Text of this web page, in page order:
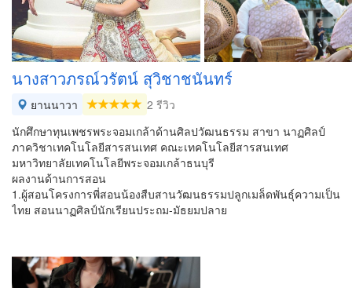
นางสาวภรณ์วรัตน์ สุวิชาชนันทร์
ยานนาวา
2 รีวิว
นักศึกษาทุนเพชรพระจอมเกล้าด้านศิลปวัฒนธรรม สาขา นาฏศิลป์
ภาควิชาเทคโนโลยีสารสนเทศ คณะเทคโนโลยีสารสนเทศ
มหาวิทยาลัยเทคโนโลยีพระจอมเกล้าธนบุรี
ผลงานด้านการสอน
1.ผู้สอนโครงการพี่สอนน้องสืบสานวัฒนธรรมปลูกเมล็ดพันธุ์ความเป็น
ไทย สอนนาฏศิลป์นักเรียนประถม-มัธยมปลาย